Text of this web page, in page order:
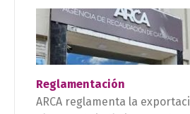
Reglamentación
ARCA reglamenta la